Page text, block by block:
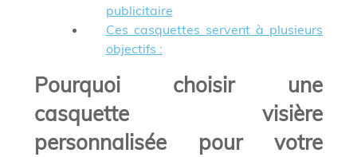
publicitaire
Ces casquettes servent à plusieurs
objectifs :
Pourquoi choisir une
casquette visière
personnalisée pour votre